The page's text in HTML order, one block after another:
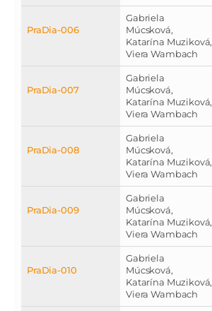
PraDia-006
Gabriela
Múcsková,
Katarína Muziková,
Viera Wambach
PraDia-007
Gabriela
Múcsková,
Katarína Muziková,
Viera Wambach
PraDia-008
Gabriela
Múcsková,
Katarína Muziková,
Viera Wambach
PraDia-009
Gabriela
Múcsková,
Katarína Muziková,
Viera Wambach
PraDia-010
Gabriela
Múcsková,
Katarína Muziková,
Viera Wambach